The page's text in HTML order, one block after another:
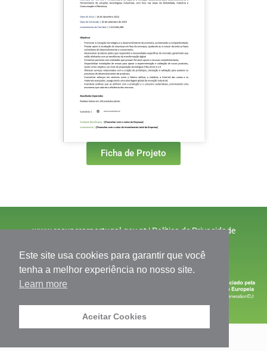
Ficha de Projeto
www.recuperarportugal.gov.pt|Política de Privacidade
© Inov.Solutions 2025
Este site usa cookies para garantir que você
tenha a melhor experiência no nosso site.
Learn more
Aceitar Cookies